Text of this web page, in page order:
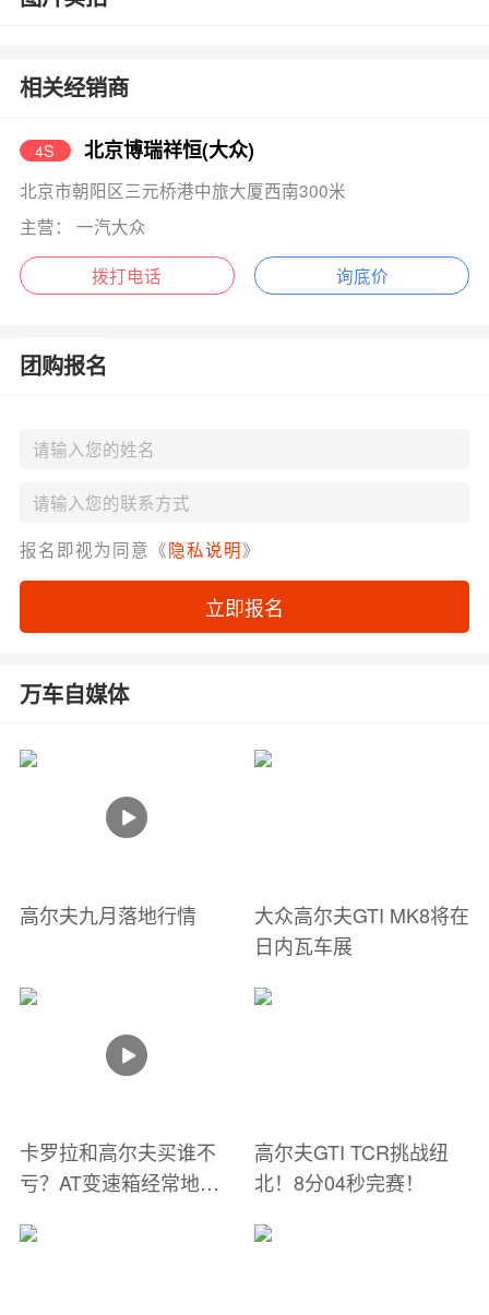
相关经销商
4S 北京博瑞祥恒(大众)
北京市朝阳区三元桥港中旅大厦西南300米
主营： 一汽大众
拨打电话 询底价
团购报名
报名即视为同意《隐私说明》
立即报名
万车自媒体
高尔夫九月落地行情
大众高尔夫GTI MK8将在
日内瓦车展
卡罗拉和高尔夫买谁不
亏？AT变速箱经常地板
高尔夫GTI TCR挑战纽
北！8分04秒完赛！